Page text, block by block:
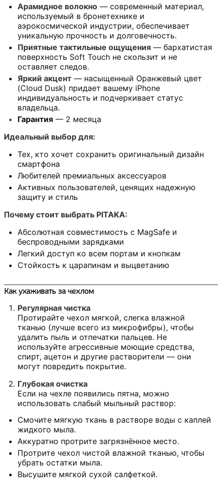
Арамидное волокно — современный материал,
используемый в бронетехнике и
аэрокосмической индустрии, обеспечивает
уникальную прочность и долговечность.
Приятные тактильные ощущения — бархатистая
поверхность Soft Touch не скользит и не
оставляет следов.
Яркий акцент — насыщенный Оранжевый цвет
(Cloud Dusk) придает вашему iPhone
индивидуальность и подчеркивает статус
владельца.
Гарантия — 2 месяца
Идеальный выбор для:
Тех, кто хочет сохранить оригинальный дизайн
смартфона
Любителей премиальных аксессуаров
Активных пользователей, ценящих надежную
защиту и стиль
Почему стоит выбрать PITAKA:
Абсолютная совместимость с MagSafe и
беспроводными зарядками
Легкий доступ ко всем портам и кнопкам
Стойкость к царапинам и выцветанию
Как ухаживать за чехлом
Регулярная чистка
Протирайте чехол мягкой, слегка влажной
тканью (лучше всего из микрофибры), чтобы
удалить пыль и отпечатки пальцев. Не
используйте агрессивные моющие средства,
спирт, ацетон и другие растворители — они
могут повредить покрытие.
Глубокая очистка
Если на чехле появились пятна, можно
использовать слабый мыльный раствор:
Смочите мягкую ткань в растворе воды с каплей
жидкого мыла.
Аккуратно протрите загрязнённое место.
Протрите чехол чистой влажной тканью, чтобы
убрать остатки мыла.
Высушите мягкой сухой салфеткой.